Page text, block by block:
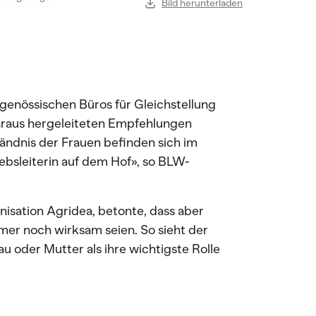
Bild herunterladen
Büros für Gleichstellung
hergeleiteten Empfehlungen
der Frauen befinden sich im
auf dem Hof», so BLW-
Agridea, betonte, dass aber
noch wirksam seien. So sieht der
oder Mutter als ihre wichtigste Rolle